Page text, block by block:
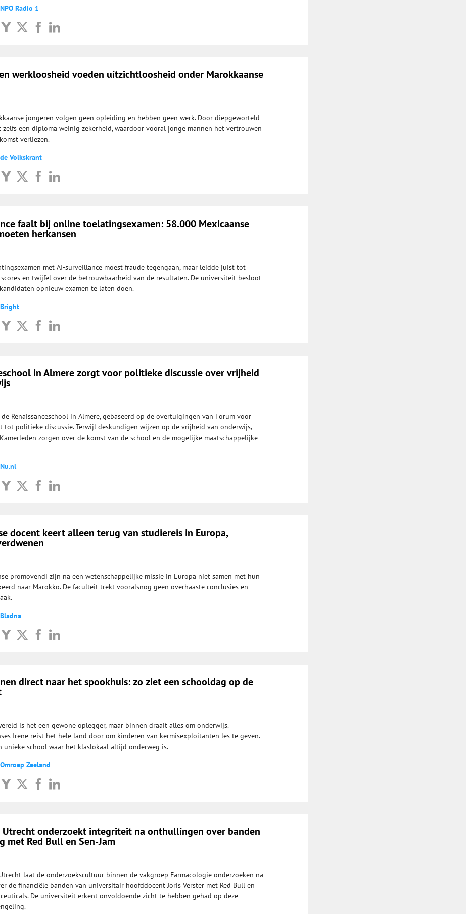
Radio 1
werkloosheid voeden uitzichtloosheid onder Marokkaanse
jongeren volgen geen opleiding en hebben geen werk. Door diepgeworteld
zelfs een diploma weinig zekerheid, waardoor vooral jonge mannen het vertrouwen
verliezen.
Volkskrant
faalt bij online toelatingsexamen: 58.000 Mexicaanse
herkansen
met AI-surveillance moest fraude tegengaan, maar leidde juist tot
en twijfel over de betrouwbaarheid van de resultaten. De universiteit besloot
opnieuw examen te laten doen.
in Almere zorgt voor politieke discussie over vrijheid
Renaissanceschool in Almere, gebaseerd op de overtuigingen van Forum voor
tot politieke discussie. Terwijl deskundigen wijzen op de vrijheid van onderwijs,
zorgen over de komst van de school en de mogelijke maatschappelijke
docent keert alleen terug van studiereis in Europa,
promovendi zijn na een wetenschappelijke missie in Europa niet samen met hun
naar Marokko. De faculteit trekt vooralsnog geen overhaaste conclusies en
direct naar het spookhuis: zo ziet een schooldag op de
is het een gewone oplegger, maar binnen draait alles om onderwijs.
Irene reist het hele land door om kinderen van kermisexploitanten les te geven.
unieke school waar het klaslokaal altijd onderweg is.
Zeeland
onderzoekt integriteit na onthullingen over banden
met Red Bull en Sen-Jam
laat de onderzoekscultuur binnen de vakgroep Farmacologie onderzoeken na
de financiële banden van universitair hoofddocent Joris Verster met Red Bull en
De universiteit erkent onvoldoende zicht te hebben gehad op deze